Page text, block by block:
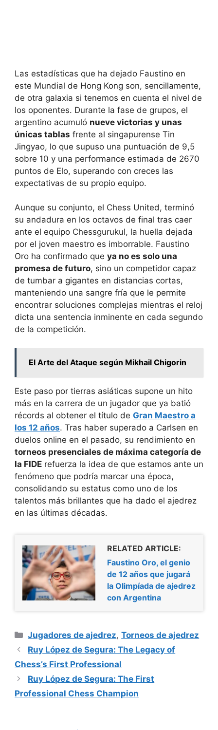
Las estadísticas que ha dejado Faustino en
este Mundial de Hong Kong son, sencillamente,
de otra galaxia si tenemos en cuenta el nivel de
los oponentes. Durante la fase de grupos, el
argentino acumuló nueve victorias y unas
únicas tablas frente al singapurense Tin
Jingyao, lo que supuso una puntuación de 9,5
sobre 10 y una performance estimada de 2670
puntos de Elo, superando con creces las
expectativas de su propio equipo.
Aunque su conjunto, el Chess United, terminó
su andadura en los octavos de final tras caer
ante el equipo Chessgurukul, la huella dejada
por el joven maestro es imborrable. Faustino
Oro ha confirmado que ya no es solo una
promesa de futuro, sino un competidor capaz
de tumbar a gigantes en distancias cortas,
manteniendo una sangre fría que le permite
encontrar soluciones complejas mientras el reloj
dicta una sentencia inminente en cada segundo
de la competición.
El Arte del Ataque según Mikhail Chigorin
Este paso por tierras asiáticas supone un hito
más en la carrera de un jugador que ya batió
récords al obtener el título de Gran Maestro a
los 12 años. Tras haber superado a Carlsen en
duelos online en el pasado, su rendimiento en
torneos presenciales de máxima categoría de
la FIDE refuerza la idea de que estamos ante un
fenómeno que podría marcar una época,
consolidando su estatus como uno de los
talentos más brillantes que ha dado el ajedrez
en las últimas décadas.
RELATED ARTICLE:
Faustino Oro, el genio
de 12 años que jugará
la Olimpíada de ajedrez
con Argentina
Categorías
Jugadores de ajedrez,Torneos de ajedrez
Ruy López de Segura: The Legacy of
Chess’s First Professional
Ruy López de Segura: The First
Professional Chess Champion